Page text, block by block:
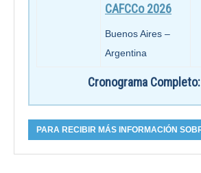
CAFCCo 2026
Buenos Aires –
Argentina
Cronograma Completo: